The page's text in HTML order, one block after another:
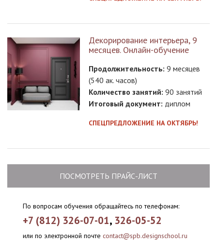
Декорирование интерьера, 9
месяцев. Онлайн-обучение
Продолжительность: 9 месяцев
(540 ак. часов)
Количество занятий: 90 занятий
Итоговый документ: диплом
СПЕЦПРЕДЛОЖЕНИЕ НА ОКТЯБРЬ!​​​​​​​​​​​​
ПОСМОТРЕТЬ ПРАЙС-ЛИСТ
По вопросам обучения обращайтесь по телефонам:
+7 (812) 326-07-01, 326-05-52
или по электронной почте contact@spb.designschool.ru